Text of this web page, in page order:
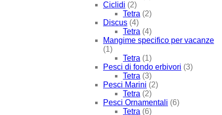
Ciclidi (2)
Tetra (2)
Discus (4)
Tetra (4)
Mangime specifico per vacanze
(1)
Tetra (1)
Pesci di fondo erbivori (3)
Tetra (3)
Pesci Marini (2)
Tetra (2)
Pesci Ornamentali (6)
Tetra (6)